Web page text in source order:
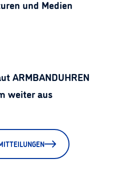
und Medien
ARMBANDUHREN
weiter aus